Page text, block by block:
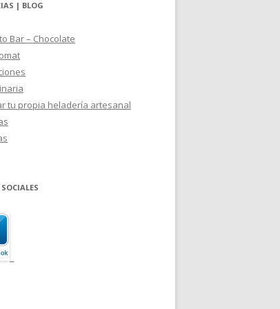
| BLOG
Bar – Chocolate
tu propia heladería artesanal
SOCIALES